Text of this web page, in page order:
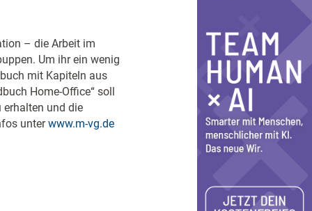
– die Arbeit im
Um ihr ein wenig
mit Kapiteln aus
Home-Office“ soll
und die
unterwww.m-vg.de